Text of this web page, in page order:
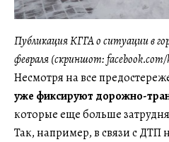
Публикация КГГА о ситуации в
февраля (скриншот:
Несмотря на все
уже фиксируют дорожно-
которые еще больше
Так, например, в связи с ДТП